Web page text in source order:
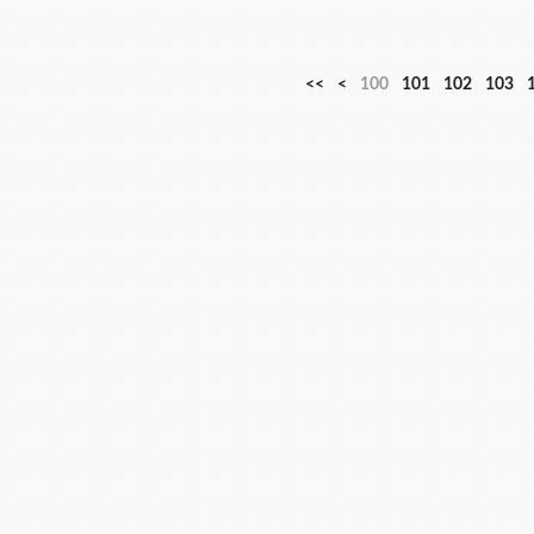
<< < 100 101 102 103